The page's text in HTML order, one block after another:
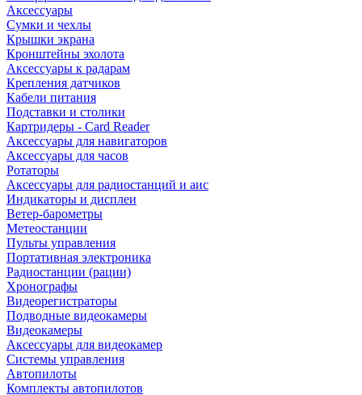
Аксессуары
Сумки и чехлы
Крышки экрана
Кронштейны эхолота
Аксессуары к радарам
Крепления датчиков
Кабели питания
Подставки и столики
Картридеры - Card Reader
Аксессуары для навигаторов
Аксессуары для часов
Ротаторы
Аксессуары для радиостанций и аис
Индикаторы и дисплеи
Ветер-барометры
Метеостанции
Пульты управления
Портативная электроника
Радиостанции (рации)
Хронографы
Видеорегистраторы
Подводные видеокамеры
Видеокамеры
Аксессуары для видеокамер
Системы управления
Автопилоты
Комплекты автопилотов